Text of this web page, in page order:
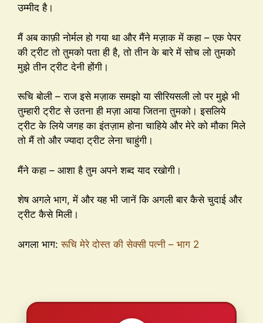
उम्मीद है।
मैं अब काफ़ी नोर्मल हो गया था और मैंने मज़ाक में कहा – एक पेपर
की ट्रीट तो तुमको पता ही है, तो तीन के बारे में सोच लो तुमको
मुझे तीन ट्रीट देनी होंगी।
रूचि बोली – राज इसे मज़ाक समझो या सीरियसली लो पर मुझे भी
तुम्हारी ट्रीट से उतना ही मज़ा आया जितना तुमको। इसलिये
ट्रीट के लिये जगह का इंतज़ाम होना चाहिये और मेरे को मौका मिले
तो मैं तो और ज्यादा ट्रीट लेना चाहुंगी।
मैंने कहा – आशा है तुम अपने शब्द याद रखोगी।
शेष अगले भाग, में और यह भी जानें कि अगली बार कैसे चुदाई और
ट्रीट कैसे मिली।
अगला भाग:रूचि मेरे दोस्त की सेक्सी पत्नी – भाग 2